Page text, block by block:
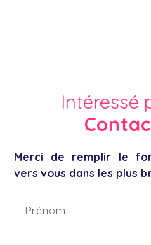
Intéressé
Merci de remplir le
vers vous dans les plus
Prénom